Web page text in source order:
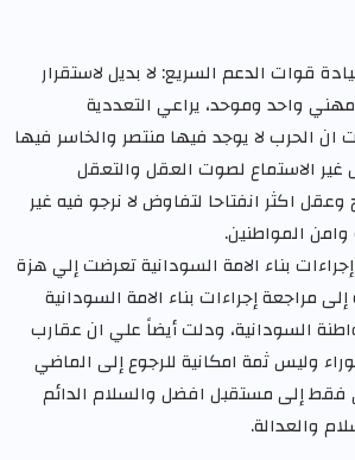
قوات الدعم السريع: لا بديل لاستقرار
واحد وموحد، يراعي التعددية
ان الحرب لا يوجد فيها منتصر والخاسر فيها
غير الاستماع لصوت العقل والتعقل
اكثر انفتاحا لتفاوض لا نرجو فيه غير
المواطنين.
بناء الامة السودانية تعرضت إلي هزة
مراجعة إجراءات بناء الامة السودانية
السودانية، ودلت أيضاً علي ان عقارب
وليس ثمة امكانية للرجوع إلى الماضي
إلى مستقبل افضل والسلام الدائم
والعدالة.